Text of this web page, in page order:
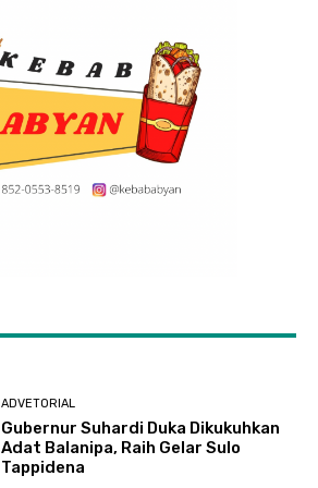
ADVETORIAL
Gubernur Suhardi Duka Dikukuhkan
Adat Balanipa, Raih Gelar Sulo
Tappidena